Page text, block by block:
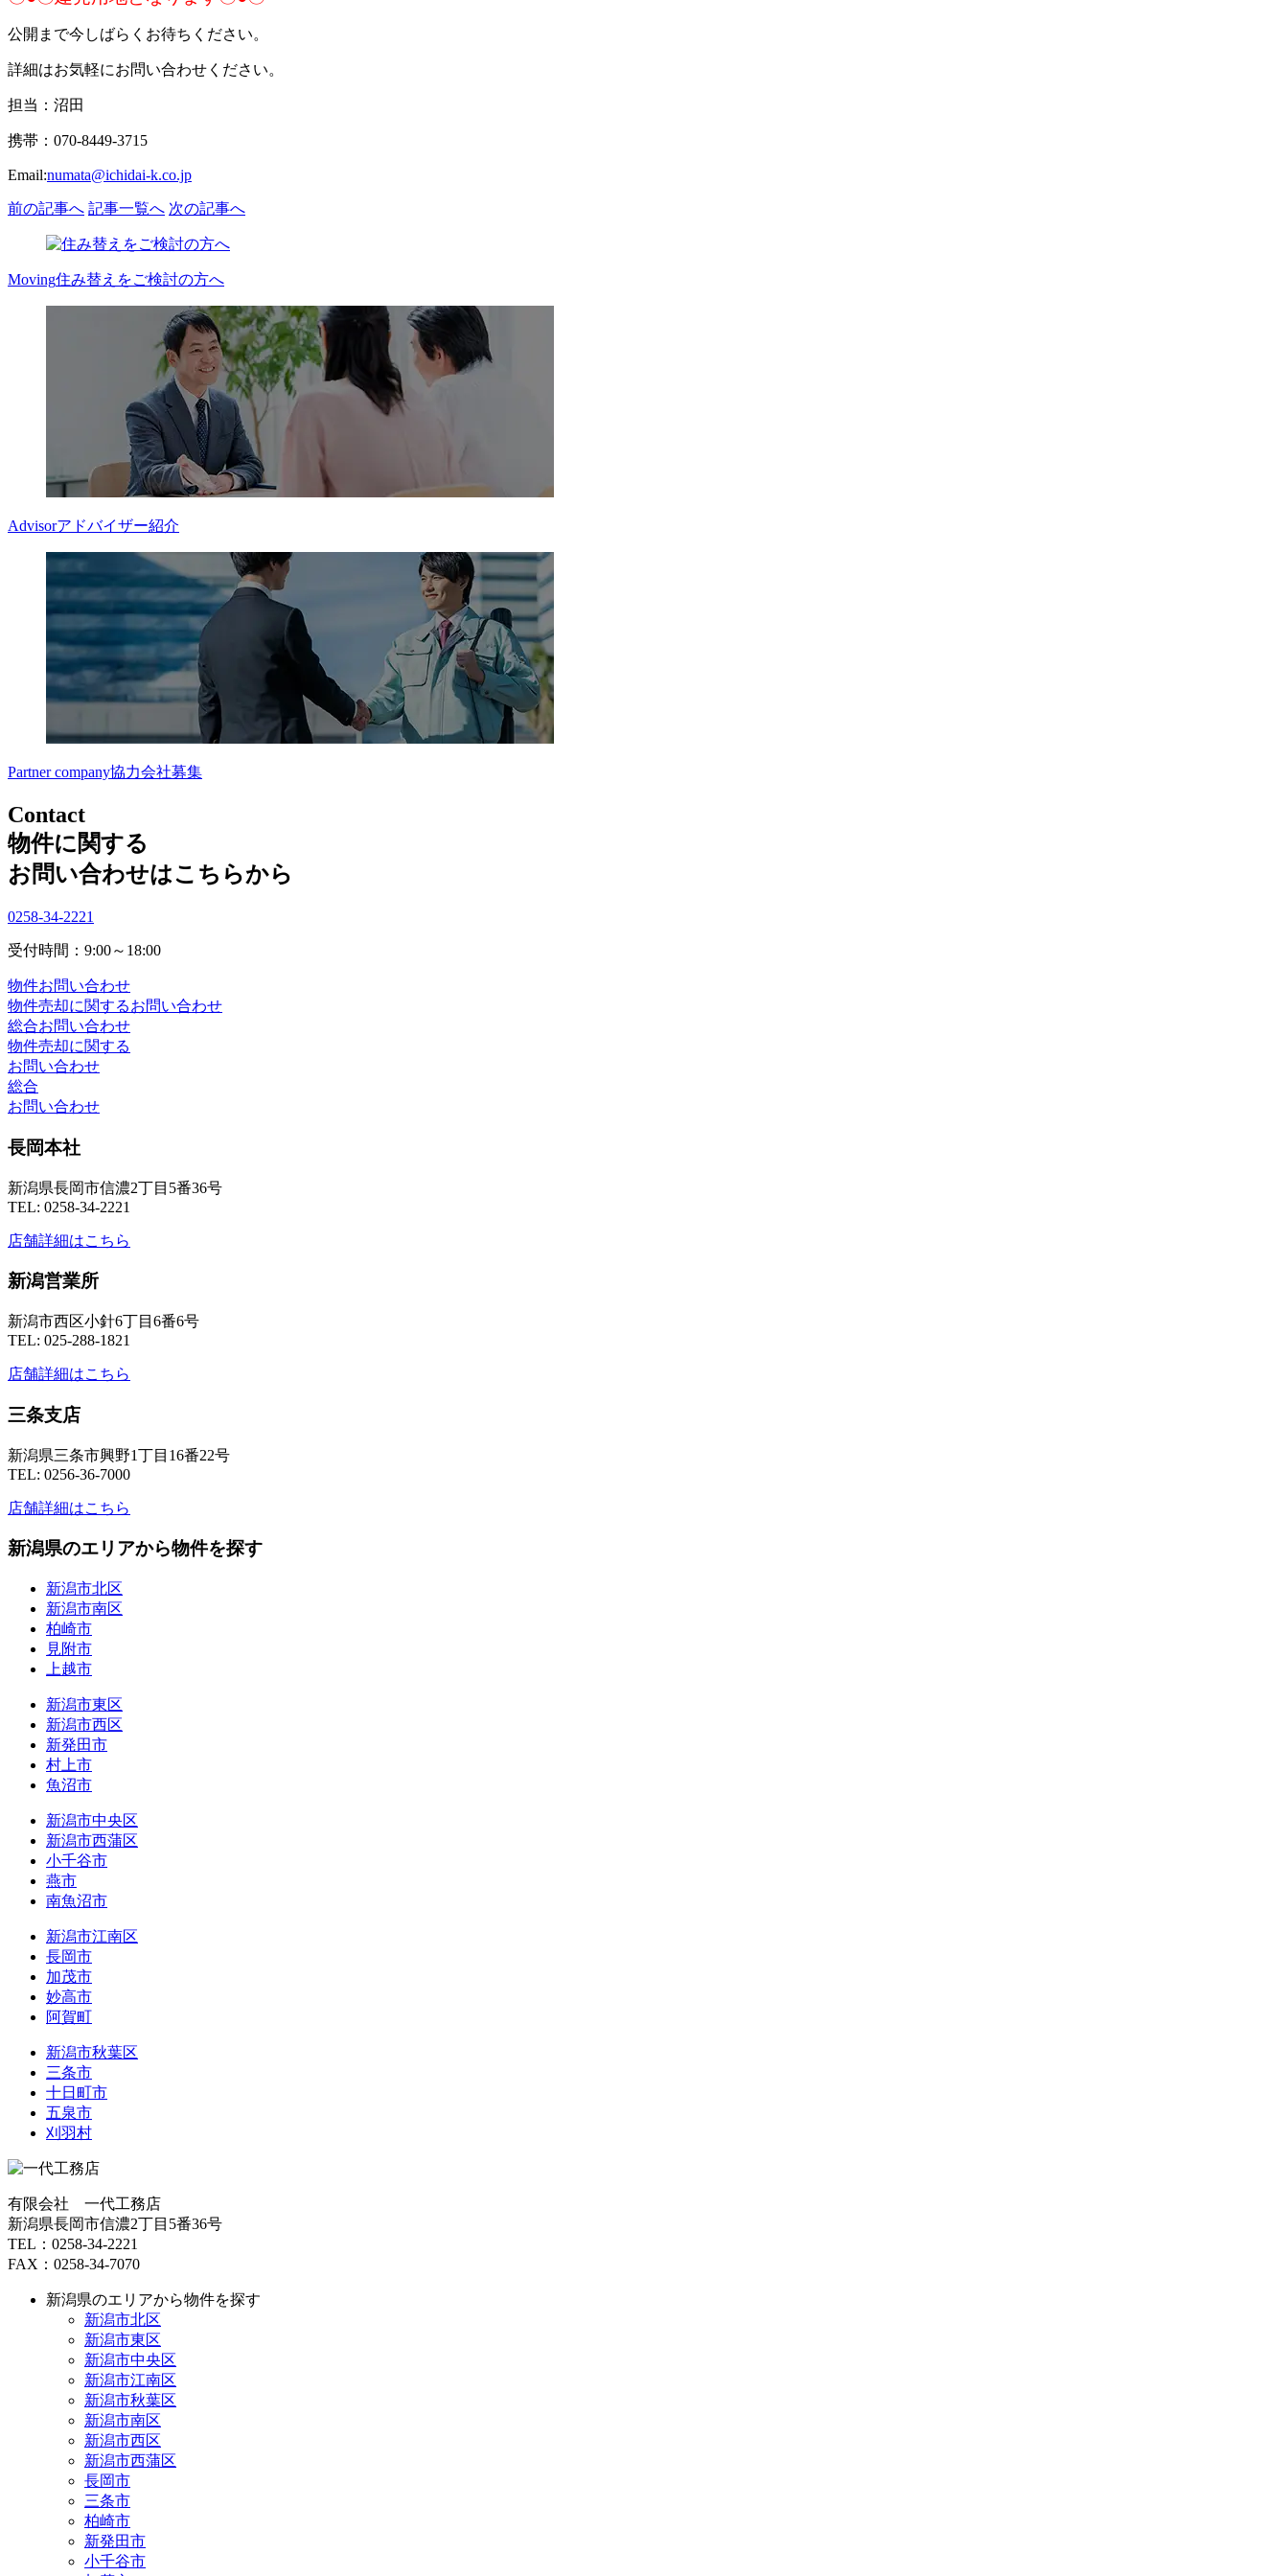
公開まで今しばらくお待ちください。
詳細はお気軽にお問い合わせください。
担当：沼田
携帯：070-8449-3715
Email:numata@ichidai-k.co.jp
前の記事へ 記事一覧へ 次の記事へ
Moving住み替えをご検討の方へ
Advisorアドバイザー紹介
Partner company協力会社募集
Contact
物件に関する
お問い合わせはこちらから
0258-34-2221
受付時間：9:00～18:00
物件お問い合わせ
物件売却に関するお問い合わせ
総合お問い合わせ
物件売却に関する
お問い合わせ
総合
お問い合わせ
長岡本社
新潟県長岡市信濃2丁目5番36号
TEL: 0258-34-2221
店舗詳細はこちら
新潟営業所
新潟市西区小針6丁目6番6号
TEL: 025-288-1821
店舗詳細はこちら
三条支店
新潟県三条市興野1丁目16番22号
TEL: 0256-36-7000
店舗詳細はこちら
新潟県のエリアから物件を探す
新潟市北区
新潟市南区
柏崎市
見附市
上越市
新潟市東区
新潟市西区
新発田市
村上市
魚沼市
新潟市中央区
新潟市西蒲区
小千谷市
燕市
南魚沼市
新潟市江南区
長岡市
加茂市
妙高市
阿賀町
新潟市秋葉区
三条市
十日町市
五泉市
刈羽村
有限会社 一代工務店
新潟県長岡市信濃2丁目5番36号
TEL：0258-34-2221
FAX：0258-34-7070
新潟県のエリアから物件を探す
新潟市北区
新潟市東区
新潟市中央区
新潟市江南区
新潟市秋葉区
新潟市南区
新潟市西区
新潟市西蒲区
長岡市
三条市
柏崎市
新発田市
小千谷市